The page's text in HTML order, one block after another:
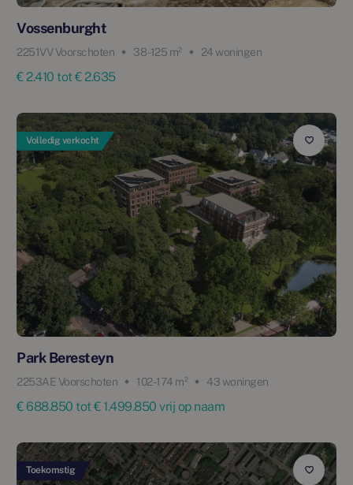
Vossenburght
2251VV Voorschoten 38 - 125 m² 24 woningen
€ 2.410 tot € 2.635
Volledig verkocht
Park Beresteyn
2253AE Voorschoten 102 - 174 m² 43 woningen
€ 688.850 tot € 1.499.850 vrij op naam
Toekomstig